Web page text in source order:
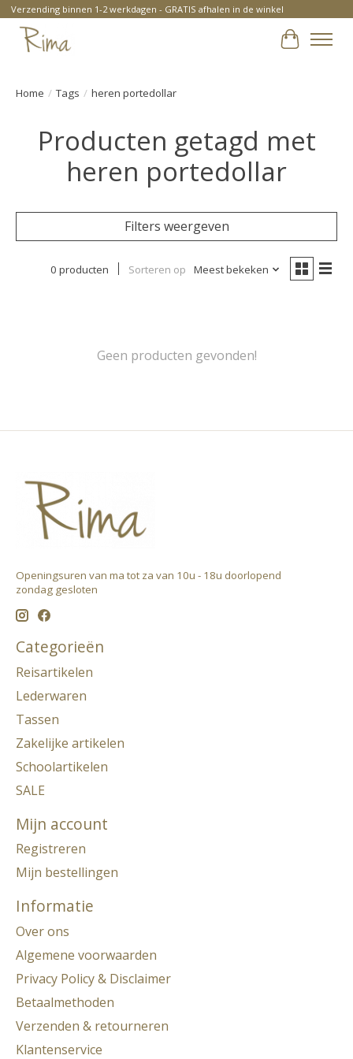
Verzending binnen 1-2 werkdagen - GRATIS afhalen in de winkel
Home / Tags / heren portedollar
Producten getagd met
heren portedollar
Filters weergeven
0 producten Sorteren op Meest bekeken
Geen producten gevonden!
Openingsuren van ma tot za van 10u - 18u doorlopend ​
zondag gesloten
Categorieën
Reisartikelen
Lederwaren
Tassen
Zakelijke artikelen
Schoolartikelen
SALE
Mijn account
Registreren
Mijn bestellingen
Informatie
Over ons
Algemene voorwaarden
Privacy Policy & Disclaimer
Betaalmethoden
Verzenden & retourneren
Klantenservice